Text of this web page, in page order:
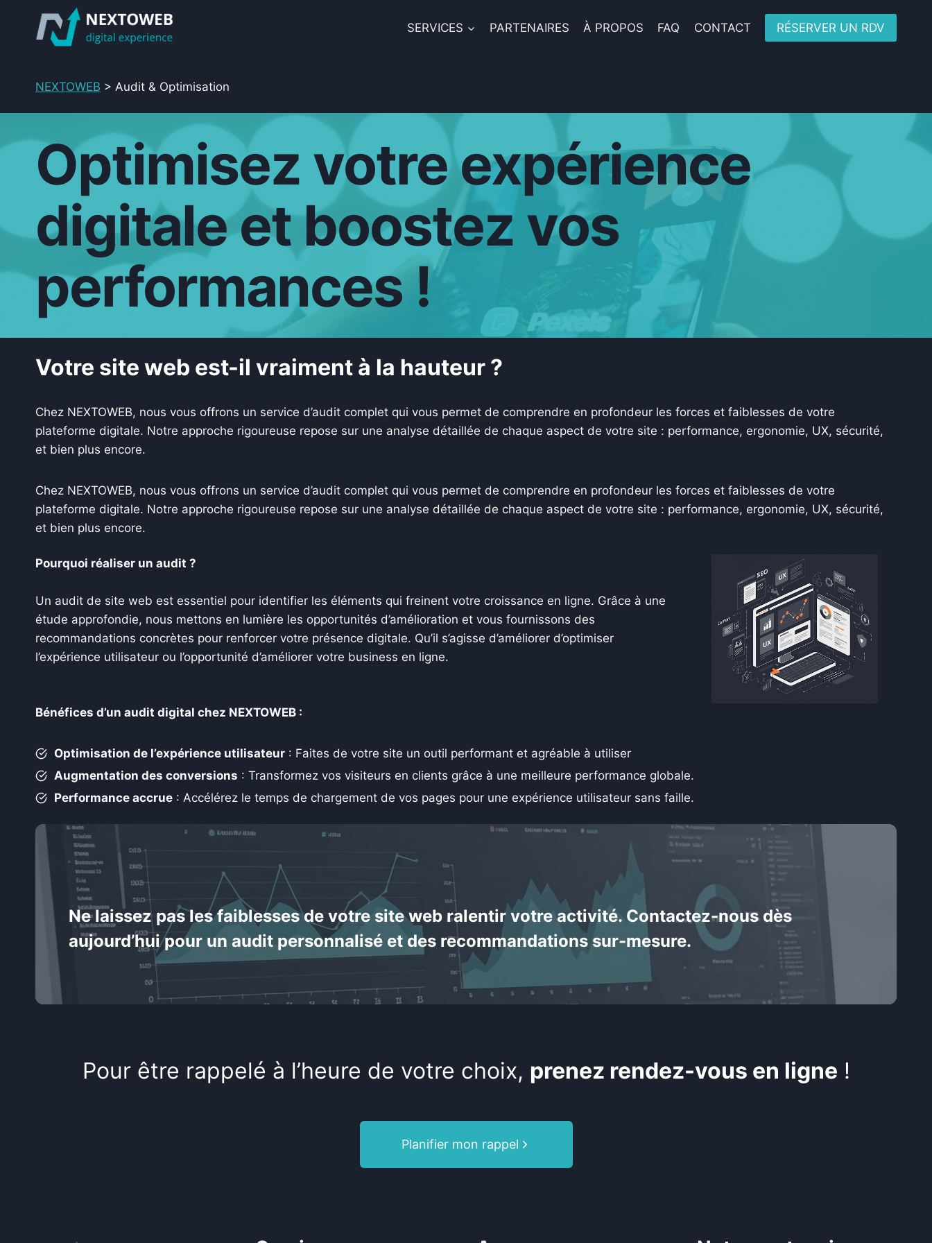
SERVICES PARTENAIRES À PROPOS FAQ CONTACT RÉSERVER UN RDV
NEXTOWEB > Audit & Optimisation
Optimisez votre expérience
digitale et boostez vos
performances !
Votre site web est-il vraiment à la hauteur ?
Chez NEXTOWEB, nous vous offrons un service d’audit complet qui vous permet de comprendre en profondeur les forces et faiblesses de votre
plateforme digitale. Notre approche rigoureuse repose sur une analyse détaillée de chaque aspect de votre site : performance, ergonomie, UX, sécurité,
et bien plus encore.
Chez NEXTOWEB, nous vous offrons un service d’audit complet qui vous permet de comprendre en profondeur les forces et faiblesses de votre
plateforme digitale. Notre approche rigoureuse repose sur une analyse détaillée de chaque aspect de votre site : performance, ergonomie, UX, sécurité,
et bien plus encore.
Pourquoi réaliser un audit ?
Un audit de site web est essentiel pour identifier les éléments qui freinent votre croissance en ligne. Grâce à une
étude approfondie, nous mettons en lumière les opportunités d’amélioration et vous fournissons des
recommandations concrètes pour renforcer votre présence digitale. Qu’il s’agisse d’améliorer d’optimiser
l’expérience utilisateur ou l’opportunité d’améliorer votre business en ligne.
Bénéfices d’un audit digital chez NEXTOWEB :
Optimisation de l’expérience utilisateur : Faites de votre site un outil performant et agréable à utiliser
Augmentation des conversions : Transformez vos visiteurs en clients grâce à une meilleure performance globale.
Performance accrue : Accélérez le temps de chargement de vos pages pour une expérience utilisateur sans faille.
.
Ne laissez pas les faiblesses de votre site web ralentir votre activité. Contactez-nous dès
aujourd’huipour un audit personnalisé et des recommandations sur-mesure.
Pour être rappelé à l’heure de votre choix, prenez rendez-vous en ligne !
Planifier mon rappel